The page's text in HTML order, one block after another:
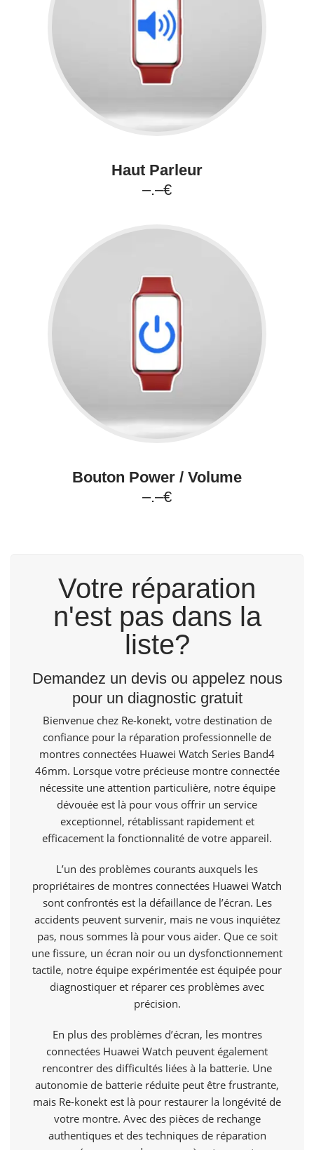
Haut Parleur
–.–€
Bouton Power / Volume
–.–€
Votre réparation
n'est pas dans la
liste?
Demandez un devis ou appelez nous
pour un diagnostic gratuit
Bienvenuechez Re-konekt, votre destination de
confiance pour la réparation professionnelle de
montres connectées Huawei Watch Series Band4
46mm. Lorsque votre précieuse montre connectée
nécessite une attention particulière, notre équipe
dévouée est là pour vous offrir un service
exceptionnel, rétablissant rapidement et
efficacement la fonctionnalité de votre appareil.
L’un des problèmes courants auxquels les
propriétaires de montres connectées Huawei Watch
sont confrontés est la défaillance de l’écran. Les
accidents peuvent survenir, mais ne vous inquiétez
pas, nous sommes là pour vous aider. Que ce soit
une fissure, un écran noir ou un dysfonctionnement
tactile, notre équipe expérimentée est équipée pour
diagnostiquer et réparer ces problèmes avec
précision.
En plus des problèmes d’écran, les montres
connectées Huawei Watch peuvent également
rencontrer des difficultés liées à la batterie. Une
autonomie de batterie réduite peut être frustrante,
mais Re-konekt est là pour restaurer la longévité de
votre montre. Avec des pièces de rechange
authentiques et des techniques de réparation